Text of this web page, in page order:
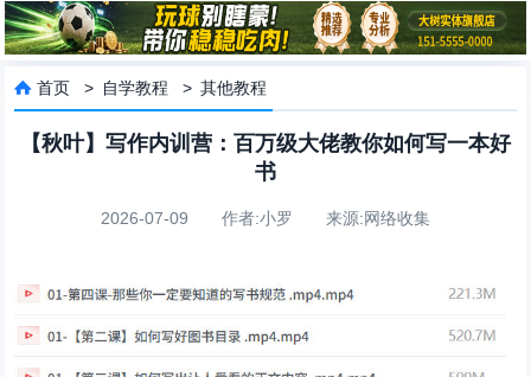
 首页 > 自学教程 >其他教程
【秋叶】写作内训营：百万级大佬教你如何写一本好
书
2026-07-09 作者:小罗 来源:网络收集